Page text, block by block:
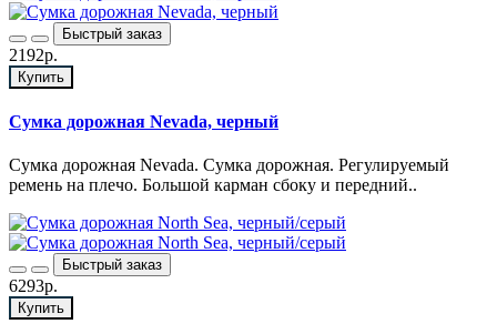
Быстрый заказ
2192р.
Купить
Сумка дорожная Nevada, черный
Сумка дорожная Nevada. Сумка дорожная. Регулируемый
ремень на плечо. Большой карман сбоку и передний..
Быстрый заказ
6293р.
Купить